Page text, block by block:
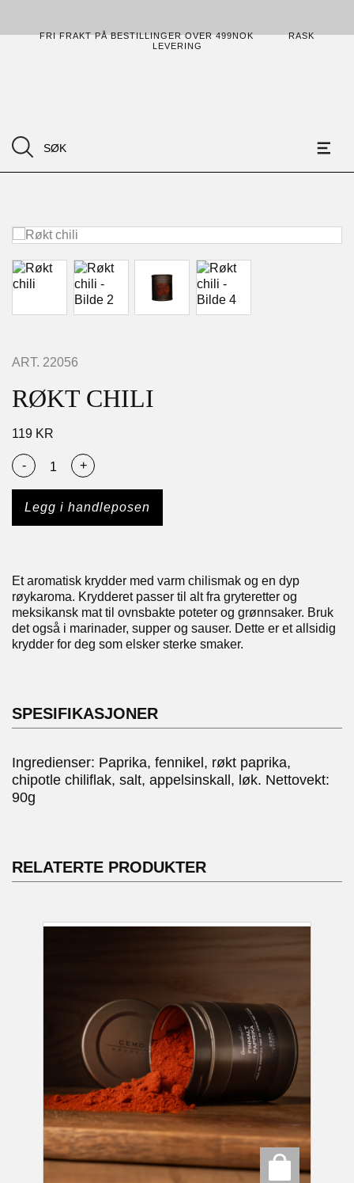
FRI FRAKT PÅ BESTILLINGER OVER 499NOK
RASK
LEVERING
ART. 22056
RØKT CHILI
119 KR
- +
Legg i handleposen
Et aromatisk krydder med varm chilismak og en dyp
røykaroma. Krydderet passer til alt fra gryteretter og
meksikansk mat til ovnsbakte poteter og grønnsaker. Bruk
det også i marinader, supper og sauser. Dette er et allsidig
krydder for deg som elsker sterke smaker.
SPESIFIKASJONER
Ingredienser: Paprika, fennikel, røkt paprika,
chipotle chiliflak, salt, appelsinskall, løk. Nettovekt:
90g
RELATERTE PRODUKTER